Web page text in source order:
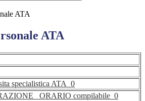
ATA
ATA
specialistica ATA_0
ORARIO compilabile_0